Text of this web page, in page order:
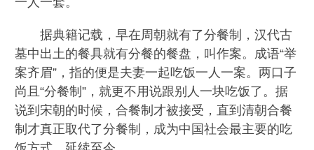
据典籍记载，早在周朝就有了分餐制，汉代古
墓中出土的餐具就有分餐的餐盘，叫作案。成语“举
案齐眉”，指的便是夫妻一起吃饭一人一案。两口子
尚且“分餐制”，就更不用说跟别人一块吃饭了。据
说到宋朝的时候，合餐制才被接受，直到清朝合餐
制才真正取代了分餐制，成为中国社会最主要的吃